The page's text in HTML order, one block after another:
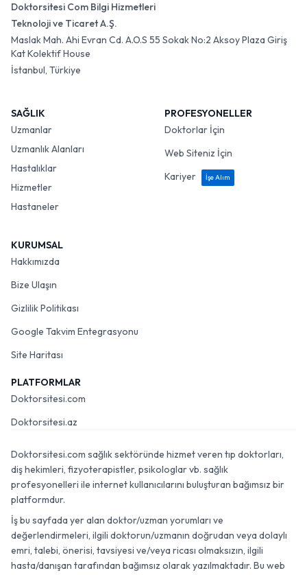
Doktorsitesi Com Bilgi Hizmetleri
Teknoloji ve Ticaret A.Ş.
Maslak Mah. Ahi Evran Cd. A.O.S 55 Sokak No:2 Aksoy Plaza Giriş
Kat Kolektif House
İstanbul, Türkiye
SAĞLIK
Uzmanlar
Uzmanlık Alanları
Hastalıklar
Hizmetler
Hastaneler
PROFESYONELLER
Doktorlar İçin
Web Siteniz İçin
Kariyer
İşe Alım
KURUMSAL
Hakkımızda
Bize Ulaşın
Gizlilik Politikası
Google Takvim Entegrasyonu
Site Haritası
PLATFORMLAR
Doktorsitesi.com
Doktorsitesi.az
Doktorsitesi.com sağlık sektöründe hizmet veren tıp doktorları,
diş hekimleri, fizyoterapistler, psikologlar vb. sağlık
profesyonelleri ile internet kullanıcılarını buluşturan bağımsız bir
platformdur.
İş bu sayfada yer alan doktor/uzman yorumları ve
değerlendirmeleri, ilgili doktorun/uzmanın doğrudan veya dolaylı
emri, talebi, önerisi, tavsiyesi ve/veya ricası olmaksızın, ilgili
hasta/danışan tarafından bağımsız olarak yazılmaktadır. Bu web